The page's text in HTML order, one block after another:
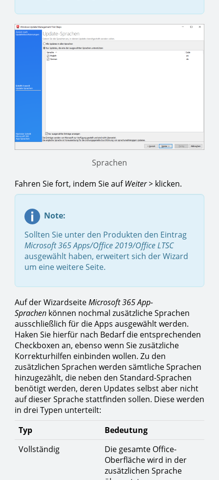
Sprachen
Fahren Sie fort, indem Sie aufWeiter > klicken.
Note:
Sollten Sie unter den Produkten den Eintrag
Microsoft 365 Apps/Office 2019/Office LTSC
ausgewählt haben, erweitert sich der Wizard
um eine weitere Seite.
Auf der WizardseiteMicrosoft 365 App-
Sprachen können nochmal zusätzliche Sprachen
ausschließlich für die Apps ausgewählt werden.
Haken Sie hierfür nach Bedarf die entsprechenden
Checkboxen an, ebenso wenn Sie zusätzliche
Korrekturhilfen einbinden wollen. Zu den
zusätzlichen Sprachen werden sämtliche Sprachen
hinzugezählt, die neben den Standard-Sprachen
benötigt werden, deren Updates selbst aber nicht
auf dieser Sprache stattfinden sollen. Diese werden
in drei Typen unterteilt:
Typ
Bedeutung
Vollständig
Die gesamte Office-
Oberfläche wird in der
zusätzlichen Sprache